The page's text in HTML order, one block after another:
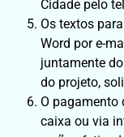
Cidade pelo
Os textos
Word por e-
juntamente
do projeto,
O pagamento
caixa ou via